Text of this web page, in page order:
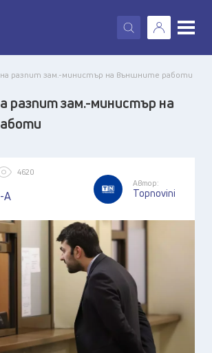
X
на разпит зам.-министър на външните работи
разпит зам.-министър на
4620
-A
Автор:
Topnovini